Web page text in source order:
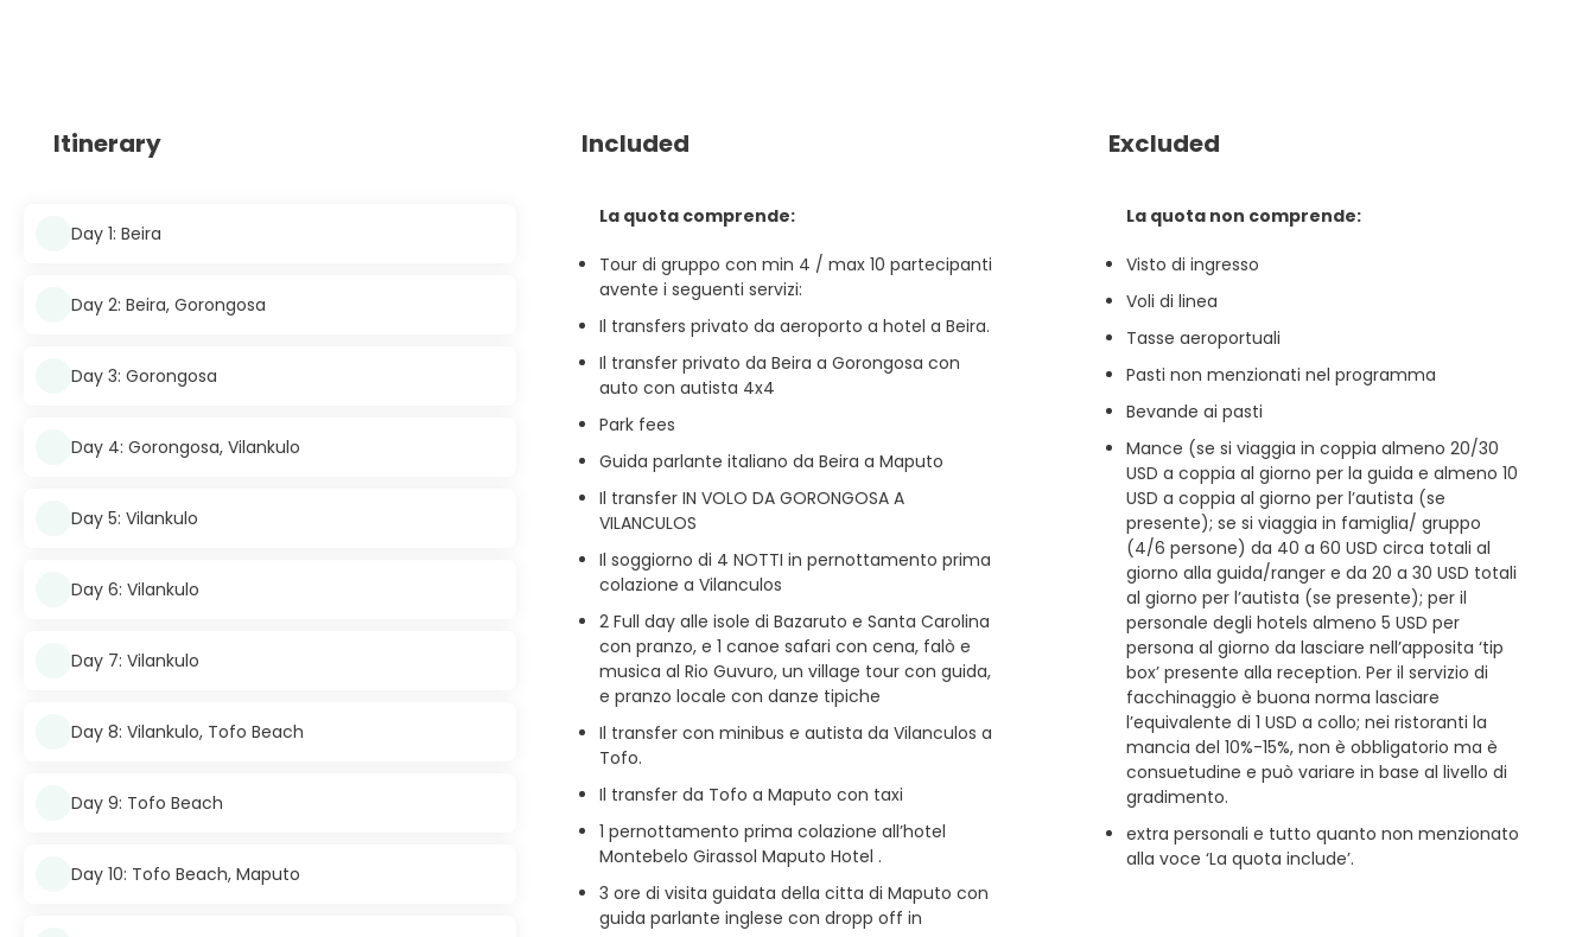
Itinerary
Day 1: Beira
Day 2: Beira, Gorongosa
Day 3: Gorongosa
Day 4: Gorongosa, Vilankulo
Day 5: Vilankulo
Day 6: Vilankulo
Day 7: Vilankulo
Day 8: Vilankulo, Tofo Beach
Day 9: Tofo Beach
Day 10: Tofo Beach, Maputo
Included
La quota comprende:
Tour di gruppo con min 4 / max 10 partecipanti
avente i seguenti servizi:
Il transfers privato da aeroporto a hotel a Beira.
Il transfer privato da Beira a Gorongosa con
auto con autista 4x4
Park fees
Guida parlante italiano da Beira a Maputo
Il transfer IN VOLO DA GORONGOSA A
VILANCULOS
Il soggiorno di 4 NOTTI in pernottamento prima
colazione a Vilanculos
2 Full day alle isole di Bazaruto e Santa Carolina
con pranzo, e 1 canoe safari con cena, falò e
musica al Rio Guvuro, un village tour con guida,
e pranzo locale con danze tipiche
Il transfer con minibus e autista da Vilanculos a
Tofo.
Il transfer da Tofo a Maputo con taxi
1 pernottamento prima colazione all’hotel
Montebelo Girassol Maputo Hotel .
3 ore di visita guidata della citta di Maputo con
guida parlante inglese con dropp off in
Excluded
La quota non comprende:
Visto di ingresso
Voli di linea
Tasse aeroportuali
Pasti non menzionati nel programma
Bevande ai pasti
Mance (se si viaggia in coppia almeno 20/30
USD a coppia al giorno per la guida e almeno 10
USD a coppia al giorno per l’autista (se
presente); se si viaggia in famiglia/ gruppo
(4/6 persone) da 40 a 60 USD circa totali al
giorno alla guida/ranger e da 20 a 30 USD totali
al giorno per l’autista (se presente); per il
personale degli hotels almeno 5 USD per
persona al giorno da lasciare nell’apposita ‘tip
box’ presente alla reception. Per il servizio di
facchinaggio è buona norma lasciare
l’equivalente di 1 USD a collo; nei ristoranti la
mancia del 10%-15%, non è obbligatorio ma è
consuetudine e può variare in base al livello di
gradimento.
extra personali e tutto quanto non menzionato
alla voce ‘La quota include’.